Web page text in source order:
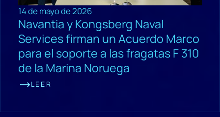
14 de mayo de 2026
Navantia y Kongsberg Naval
Services firman un Acuerdo Marco
para el soporte a las fragatas F 310
de la Marina Noruega
LEER